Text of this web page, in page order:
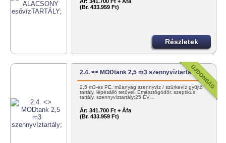
(Br. 433.959 Ft)
Részletek
2.4. <> MODtank 2,5 m3 szennyvíztartály;
2,5 m3-es PE. műanyag szennyvíz / szürkevíz gyűjtő
tartály, lépésálló tetővel! Emésztőgödör, szeptikus
tartály, szennyvíztartály;25 ÉV…
Ár: 341.700 Ft + Áfa
(Br. 433.959 Ft)